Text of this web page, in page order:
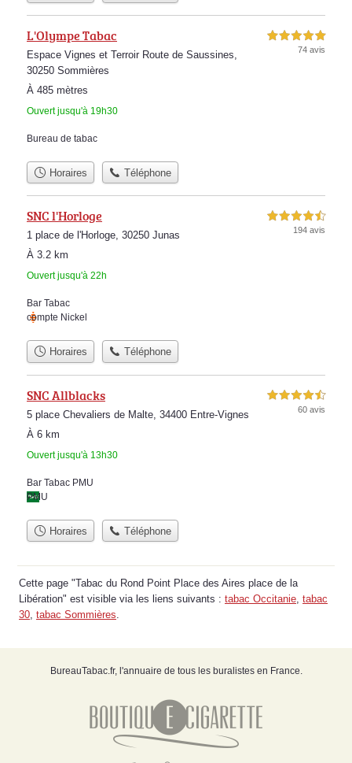
L'Olympe Tabac
Espace Vignes et Terroir Route de Saussines,
30250 Sommières
À 485 mètres
Ouvert jusqu'à 19h30
5,0 étoiles sur 5
74 avis
Bureau de tabac
Horaires Téléphone
SNC l'Horloge
1 place de l'Horloge, 30250 Junas
À 3.2 km
Ouvert jusqu'à 22h
4,5 étoiles sur 5
194 avis
Bar Tabac
compte Nickel
Horaires Téléphone
SNC Allblacks
5 place Chevaliers de Malte, 34400 Entre-Vignes
À 6 km
Ouvert jusqu'à 13h30
4,5 étoiles sur 5
60 avis
Bar Tabac PMU
PMU
Horaires Téléphone
Cette page "Tabac du Rond Point Place des Aires place de la
Libération" est visible via les liens suivants : tabac Occitanie tabac
30 tabac Sommières
BureauTabac.fr, l'annuaire de tous les buralistes en France.